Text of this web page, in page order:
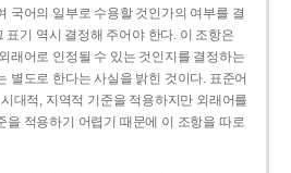
국어의 일부로 수용할 것인가의 여부를 결
표기 역시 결정해 주어야 한다. 이 조항은
래어로 인정될 수 있는 것인지를 결정하는
별도로 한다는 사실을 밝힌 것이다. 표준어
대적, 지역적 기준을 적용하지만 외래어를
을 적용하기 어렵기 때문에 이 조항을 따로